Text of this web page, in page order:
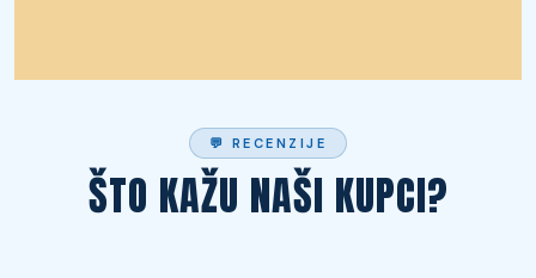
💬 RECENZIJE
ŠTO KAŽU NAŠI KUPCI?